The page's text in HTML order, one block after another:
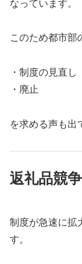
なっています。
このため都市部
・制度の見直し
・廃止
を求める声も出
返礼品競
制度が急速に拡
す。